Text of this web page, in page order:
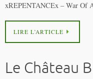
xREPENTANCEx – War
LIRE L’ARTICLE
Le Château